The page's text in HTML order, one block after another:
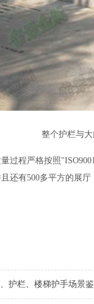
整个护栏与
量过程严格按照
还有500多平方的展
护栏、楼梯护手场景